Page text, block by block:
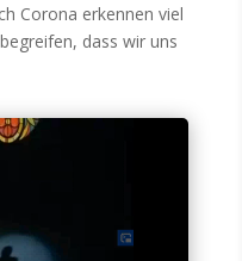
Coro­na erken­nen viel
dass wir uns